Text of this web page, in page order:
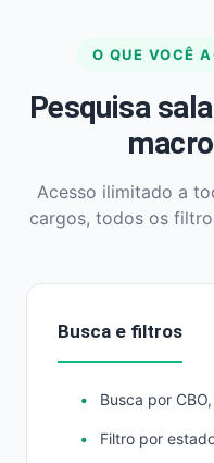
O QUE VOCÊ
Pesquisa
Acesso ilimitado a
cargos, todos os
Busca e filtros
Busca por
Filtro por